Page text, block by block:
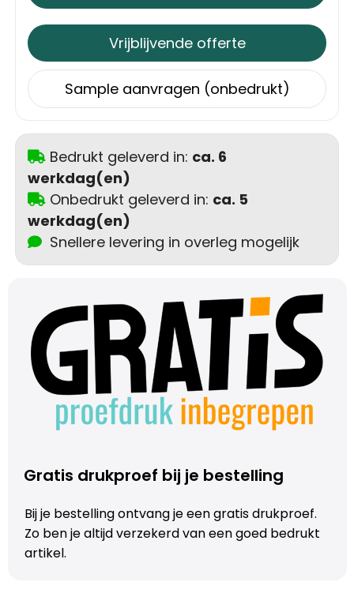
Toilettassen
Waterbestendige tassen
Autotassen
Golftassen
Collegetassen
Tablettassen
Trolleys
Aktetassen
Schoenentassen
Promotietassen
Goodiebags
Vrijblijvende offerte
Sample aanvragen (onbedrukt)
Bedrukt geleverd in: ca. 6
werkdag(en)
Onbedrukt geleverd in: ca. 5
werkdag(en)
Snellere levering in overleg mogelijk
Gratis drukproef bij je bestelling
Bij je bestelling ontvang je een gratis drukproef.
Zo ben je altijd verzekerd van een goed bedrukt
artikel.